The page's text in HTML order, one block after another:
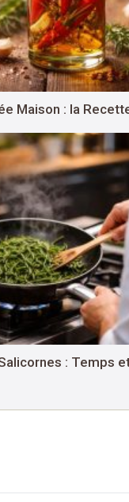
Maison : la
: Temps